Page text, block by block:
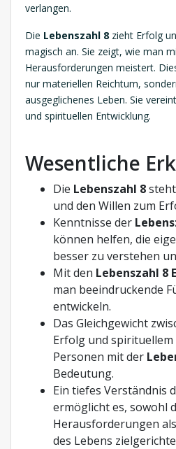
verlangen.
Die Lebenszahl 8 zieht Erfolg
magisch an. Sie zeigt, wie man
Herausforderungen meistert.
nur materiellen Reichtum,
ausgeglichenes Leben. Sie
und spirituellen Entwicklung.
Wesentliche
Die Lebenszahl 8
und den Willen zum
Kenntnisse der
können helfen, die
besser zu verstehen
Mit den Lebenszahl 8
man beeindruckende
entwickeln.
Das Gleichgewicht
Erfolg und
Personen mit der
Bedeutung.
Ein tiefes Verständnis
ermöglicht es, sowohl
Herausforderungen
des Lebens